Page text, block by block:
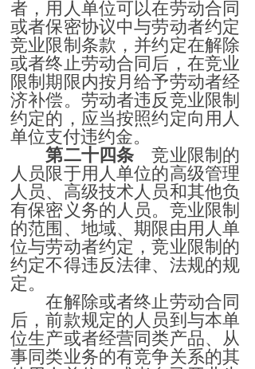
者，用人单位可以在劳动合同
或者保密协议中与劳动者约定
竞业限制条款，并约定在解除
或者终止劳动合同后，在竞业
限制期限内按月给予劳动者经
济补偿。劳动者违反竞业限制
约定的，应当按照约定向用人
单位支付违约金。
第二十四条 竞业限制的
人员限于用人单位的高级管理
人员、高级技术人员和其他负
有保密义务的人员。竞业限制
的范围、地域、期限由用人单
位与劳动者约定，竞业限制的
约定不得违反法律、法规的规
定。
在解除或者终止劳动合同
后，前款规定的人员到与本单
位生产或者经营同类产品、从
事同类业务的有竞争关系的其